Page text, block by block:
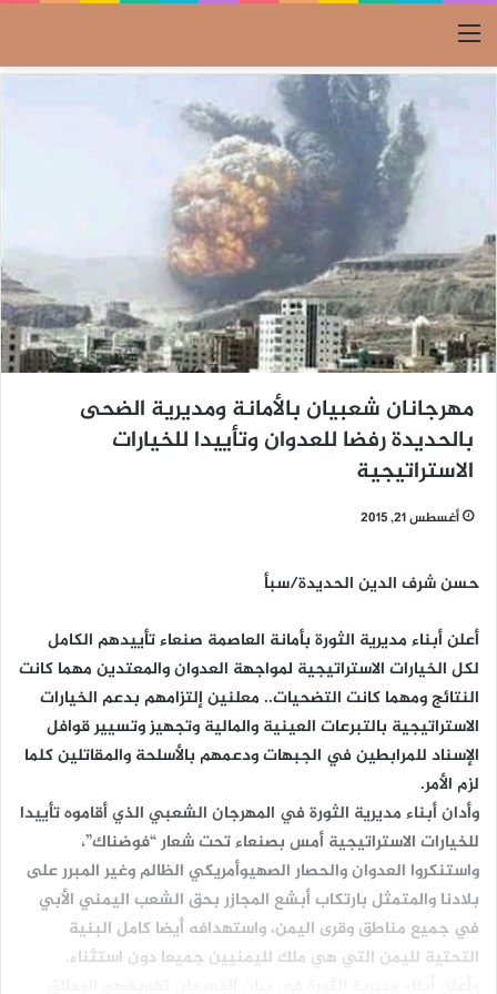
القائمة
مهرجانان شعبيان بالأمانة ومديرية الضحى
بالحديدة رفضا للعدوان وتأييدا للخيارات
الاستراتيجية
أغسطس 21, 2015
حسن شرف الدين الحديدة/سبأ
أعلن أبناء مديرية الثورة بأمانة العاصمة صنعاء تأييدهم الكامل
لكل الخيارات الاستراتيجية لمواجهة العدوان والمعتدين مهما كانت
النتائج ومهما كانت التضحيات.. معلنين إلتزامهم بدعم الخيارات
الاستراتيجية بالتبرعات العينية والمالية وتجهيز وتسيير قوافل
الإسناد للمرابطين في الجبهات ودعمهم بالأسلحة والمقاتلين كلما
لزم الأمر.
وأدان أبناء مديرية الثورة في المهرجان الشعبي الذي أقاموه تأييدا
للخيارات الاستراتيجية أمس بصنعاء تحت شعار “فوضناك”،
واستنكروا العدوان والحصار الصهيوأمريكي الظالم وغير المبرر على
بلادنا والمتمثل بارتكاب أبشع المجازر بحق الشعب اليمني الأبي
في جميع مناطق وقرى اليمن، واستهدافه أيضا كامل البنية
التحتية لليمن التي هي ملك لليمنيين جميعا دون استثناء.